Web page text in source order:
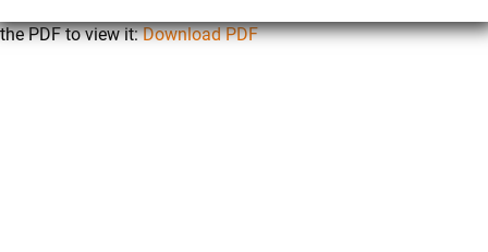
the PDF to view it:Download PDF